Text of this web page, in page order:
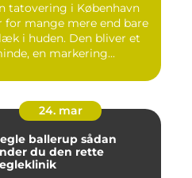
tatovering i København
for mange mere end bare
i huden. Den bliver et
en markering...
24. mar
ballerup sådan
du den rette